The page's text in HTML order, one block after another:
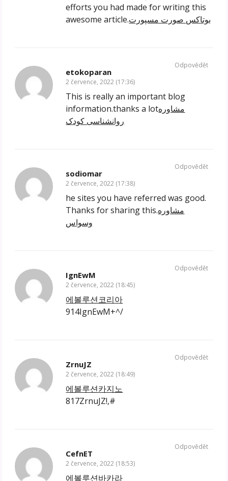
efforts you had made for writing this
awesome article.بوتاکس صورت مسپورت
etokoparan
2 července, 2022 (17:36)
This is really an important blog
information.thanks a lotمشاوره
روانشناسی کودک
Odpovědět
sodiomar
2 července, 2022 (17:38)
he sites you have referred was good.
Thanks for sharing this.مشاوره
وسواس
Odpovědět
IgnEwM
2 července, 2022 (18:45)
에볼루션코리아
914IgnEwM+^/
Odpovědět
ZrnuJZ
2 července, 2022 (18:49)
에볼루션카지노
817ZrnuJZ!,#
Odpovědět
CefnET
2 července, 2022 (18:53)
에볼루션바카라
Odpovědět